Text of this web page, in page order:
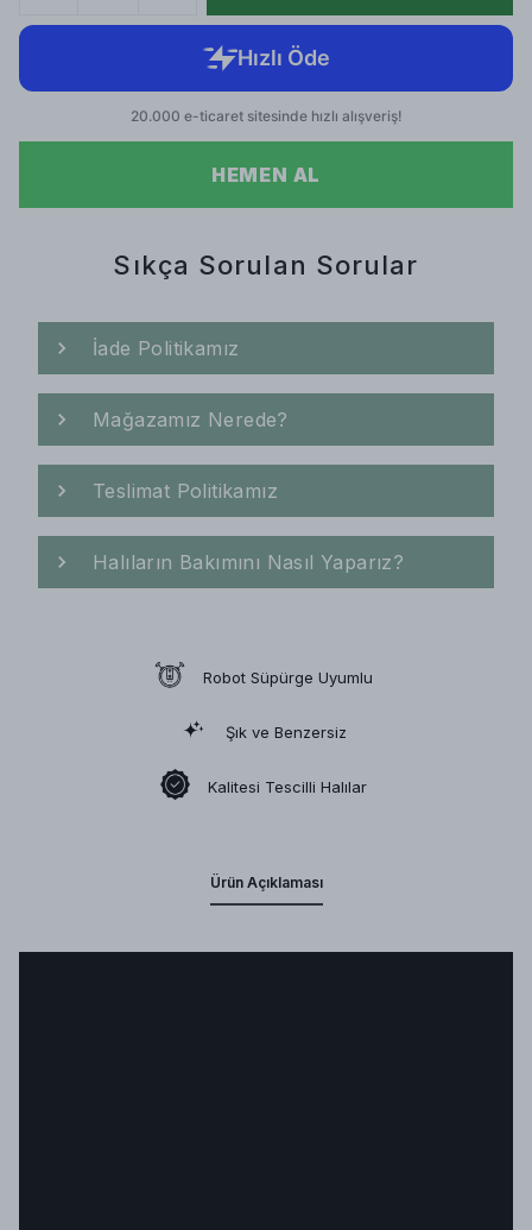
HEMEN AL
Sıkça Sorulan Sorular
İade Politikamız
Mağazamız Nerede?
Teslimat Politikamız
Halıların Bakımını Nasıl Yaparız?
Robot Süpürge Uyumlu
Şık ve Benzersiz
Kalitesi Tescilli Halılar
Ürün Açıklaması